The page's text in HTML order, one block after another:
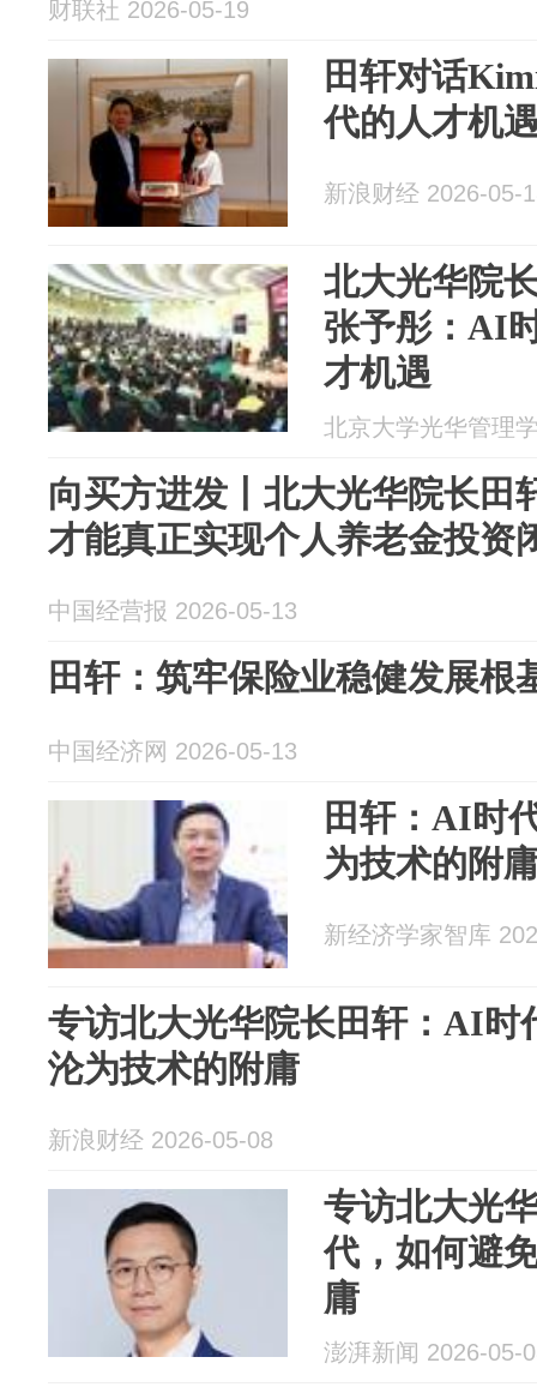
财联社 2026-05-19
田轩对话
代的人才机
新浪财经 2026-05-
北大光华院
张予彤：AI
才机遇
北京大学光华管理
向买方进发丨北大光华院长田
才能真正实现个人养老金投资
中国经营报 2026-05-13
田轩：筑牢保险业稳健发展根
中国经济网 2026-05-13
田轩：AI时
为技术的附
新经济学家智库
专访北大光华院长田轩：AI时
沦为技术的附庸
新浪财经 2026-05-08
专访北大光
代，如何避
庸
澎湃新闻 2026-05-